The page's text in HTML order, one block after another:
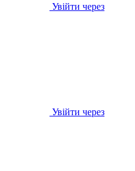
Увійти через
Увійти через